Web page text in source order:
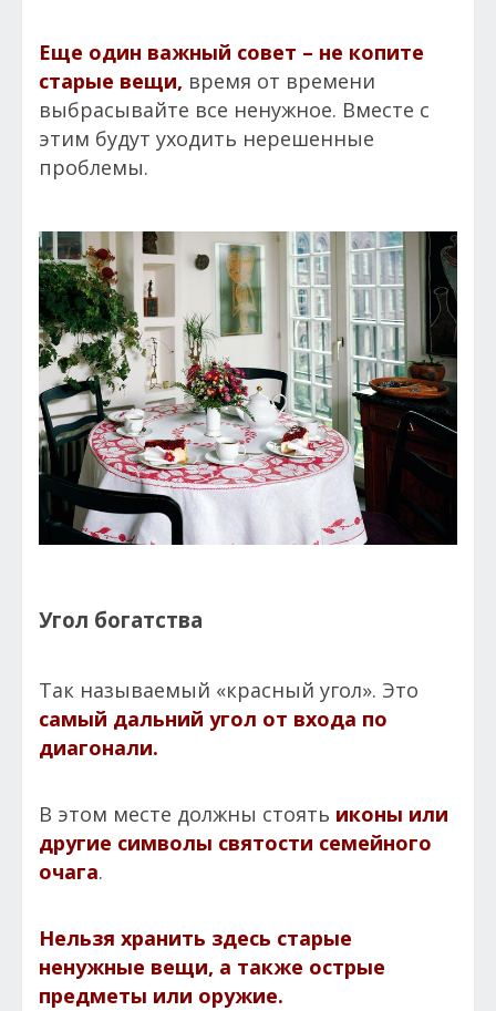
Еще один важный совет – не копите
старые вещи, время от времени
выбрасывайте все ненужное. Вместе с
этим будут уходить нерешенные
проблемы.
Угол богатства
Так называемый «красный угол». Это
самый дальний угол от входа по
диагонали.
В этом месте должны стоять иконы или
другие символы святости семейного
очага.
Нельзя хранить здесь старые
ненужные вещи, а также острые
предметы или оружие.